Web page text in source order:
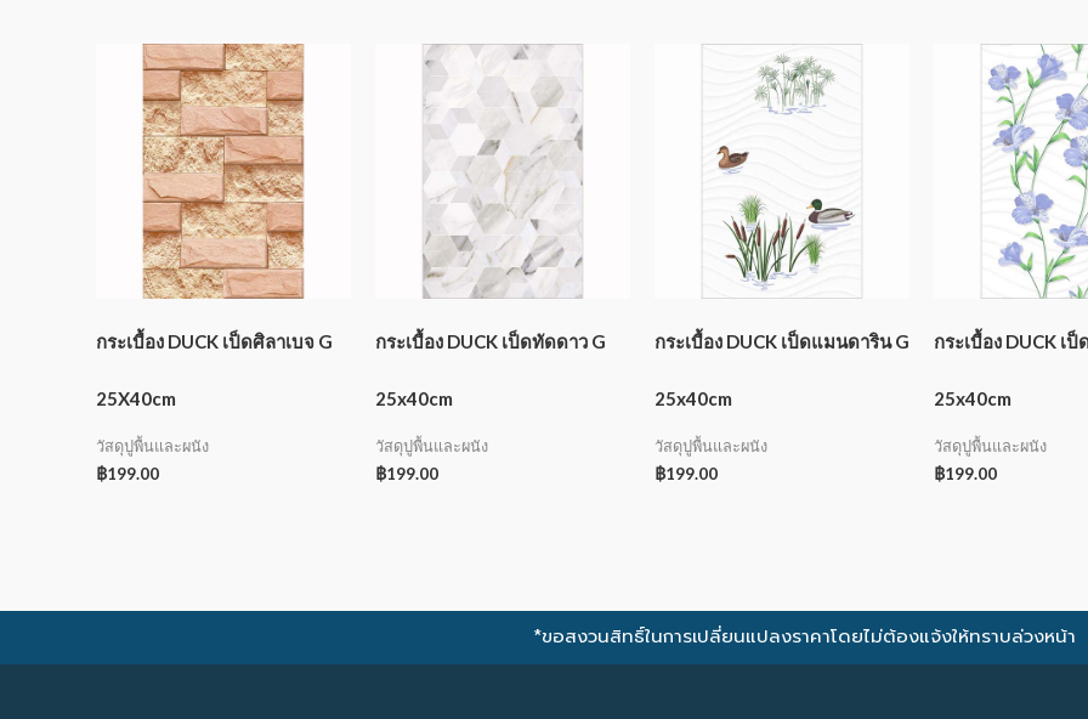
กระเบื้อง DUCK เป็ดศิลาเบจ G
25X40cm
วัสดุปูพื้นและผนัง
฿199.00
กระเบื้อง DUCK เป็ดทัดดาว G
25x40cm
วัสดุปูพื้นและผนัง
฿199.00
กระเบื้อง DUCK เป็ดแมนดาริน G
25x40cm
วัสดุปูพื้นและผนัง
฿199.00
กระเบื้อง DUCK เ
25x40cm
วัสดุปูพื้นและผนัง
฿199.00
*ขอสงวนสิทธิ์ในการเปลี่ยนแปลงราคาโดยไม่ต้องแจ้งให้ทราบล่วงหน้า